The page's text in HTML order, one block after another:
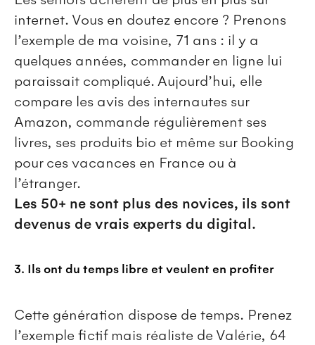
internet. Vous en doutez encore ? Prenons
l’exemple de ma voisine, 71 ans : il y a
quelques années, commander en ligne lui
paraissait compliqué. Aujourd’hui, elle
compare les avis des internautes sur
Amazon, commande régulièrement ses
livres, ses produits bio et même sur Booking
pour ces vacances en France ou à
l’étranger.
Les 50+ ne sont plus des novices, ils sont
devenus de vrais experts du digital.
3. Ils ont du temps libre et veulent en profiter
Cette génération dispose de temps. Prenez
l’exemple fictif mais réaliste de Valérie, 64